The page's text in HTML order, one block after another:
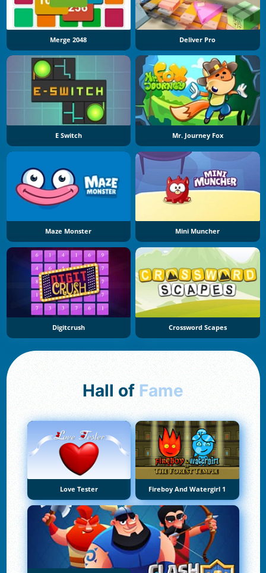
Merge 2048 Deliver Pro
E Switch Mr. Journey Fox
Maze Monster Mini Muncher
Digitcrush Crossword Scapes
Hall of Fame
Love Tester Fireboy And Watergirl 1